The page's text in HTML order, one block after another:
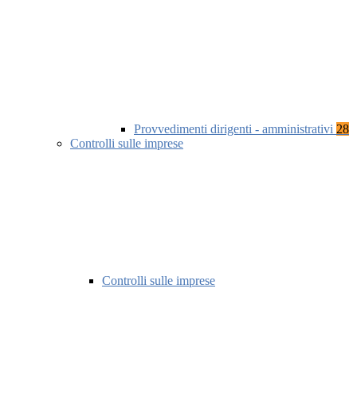
Provvedimenti dirigenti - amministrativi 28
Controlli sulle imprese
Controlli sulle imprese